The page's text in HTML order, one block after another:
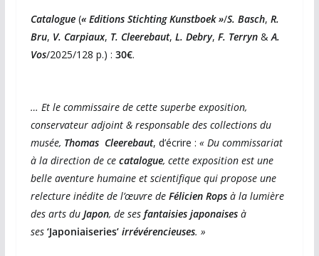
Catalogue(« Editions Stichting Kunstboek »/S. Basch, R.
Bru, V. Carpiaux, T. Cleerebaut, L. Debry, F. Terryn& A.
Vos/2025/128 p.) : 30€.
… Et le commissaire de cette superbe exposition,
conservateur adjoint & responsable des collections du
musée, Thomas Cleerebaut, d’écrire : « Du commissariat
à la direction de ce catalogue, cette exposition est une
belle aventure humaine et scientifique qui propose une
relecture inédite de l’œuvre deFélicien Ropsà la lumière
des arts duJapon, de ses fantaisies japonaises à
ses ‘Japoniaiseries’ irrévérencieuses. »